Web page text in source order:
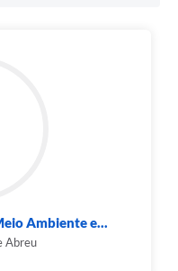
Ambiente e...
Abreu